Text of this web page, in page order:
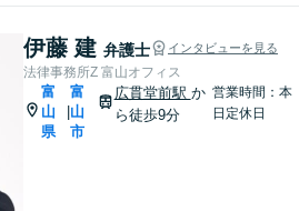
伊藤 建 弁護士 インタビューを見る
法律事務所Z 富山オフィス
富
山
県
富
山
市
広貫堂前駅 か
ら徒歩9分
営業時間：本
日定休日